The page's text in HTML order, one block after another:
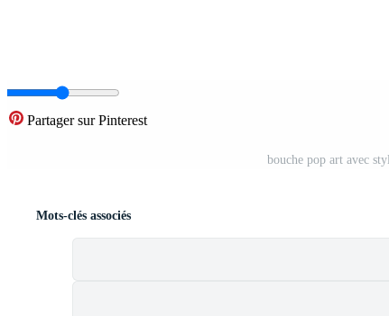
Partager sur Pinterest
bouche pop art avec
Mots-clés associés